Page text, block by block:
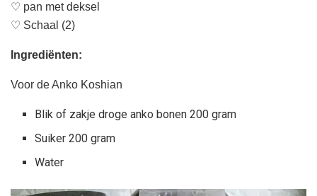
♡ pan met deksel
♡ Schaal (2)
Ingrediënten:
Voor de Anko Koshian
Blik of zakje droge anko bonen 200 gram
Suiker 200 gram
Water